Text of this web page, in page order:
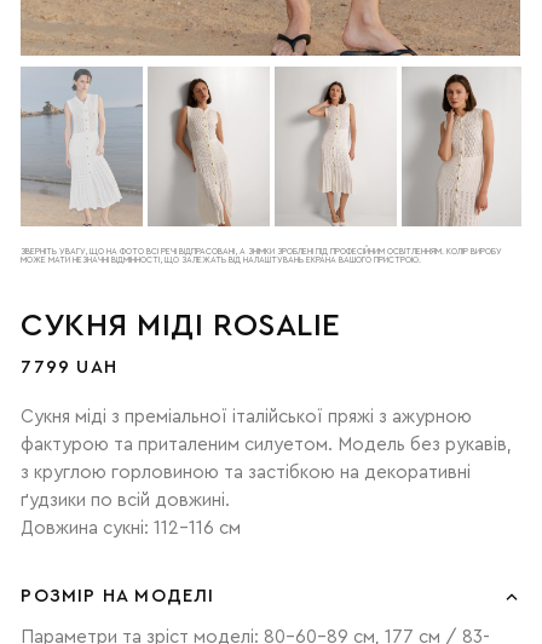
ЗВЕРНІТЬ УВАГУ, ЩО НА ФОТО ВСІ РЕЧІ ВІДПРАСОВАНІ, А ЗНІМКИ ЗРОБЛЕНІ ПІД ПРОФЕСІЙНИМ ОСВІТЛЕННЯМ. КОЛІР ВИРОБУ
МОЖЕ МАТИ НЕЗНАЧНІ ВІДМІННОСТІ, ЩО ЗАЛЕЖАТЬ ВІД НАЛАШТУВАНЬ ЕКРАНА ВАШОГО ПРИСТРОЮ.
СУКНЯ МІДІ ROSALIE
7799 UAH
Сукня міді з преміальної італійської пряжі з ажурною
фактурою та приталеним силуетом. Модель без рукавів,
з круглою горловиною та застібкою на декоративні
ґудзики по всій довжині.
Довжина сукні: 112-116 см
РОЗМІР НА МОДЕЛІ
Параметри та зріст моделі: 80-60-89 см, 177 см / 83-